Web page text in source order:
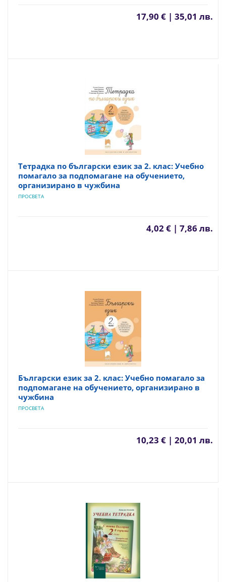
17,90 € | 35,01 лв.
Тетрадка по български език за 2. клас: Учебно
помагало за подпомагане на обучението,
организирано в чужбина
ПРОСВЕТА
4,02 € | 7,86 лв.
Български език за 2. клас: Учебно помагало за
подпомагане на обучението, организирано в
чужбина
ПРОСВЕТА
10,23 € | 20,01 лв.